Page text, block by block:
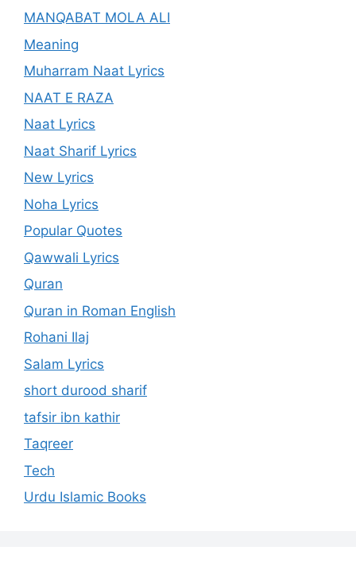
MANQABAT MOLA ALI
Meaning
Muharram Naat Lyrics
NAAT E RAZA
Naat Lyrics
Naat Sharif Lyrics
New Lyrics
Noha Lyrics
Popular Quotes
Qawwali Lyrics
Quran
Quran in Roman English
Rohani Ilaj
Salam Lyrics
short durood sharif
tafsir ibn kathir
Taqreer
Tech
Urdu Islamic Books